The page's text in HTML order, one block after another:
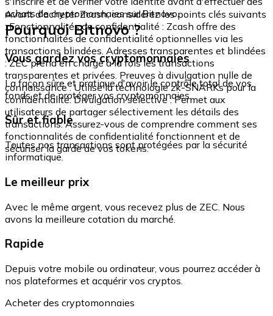
achats de cryptomonnaies sur Bitnovo.
Avant d'acheter Zcash, considérez les points clés suivants
: Fonctionnalités de confidentialité : Zcash offre des
fonctionnalités de confidentialité optionnelles via les
transactions blindées. Adresses transparentes et blindées
: ZEC prend en charge à la fois les transactions
transparentes et privées. Preuves à divulgation nulle de
connaissance : Utilise la technologie zk-SNARKs pour la
confidentialité. Divulgation sélective : Permet aux
utilisateurs de partager sélectivement les détails des
transactions. Assurez-vous de comprendre comment ses
fonctionnalités de confidentialité fonctionnent et de
sécuriser la garde de vos tokens.
Pourquoi Bitnovo ?
Vous gardez vos cryptomonnaies
La façon sûre et pratique d'avoir le contrôle total de vos
fonds et de protéger vos cryptomonnaies.
Sûr et fiable
Toutes nos transactions sont protégées par la sécurité
informatique.
Le meilleur prix
Avec le même argent, vous recevez plus de ZEC. Nous
avons la meilleure cotation du marché.
Rapide
Depuis votre mobile ou ordinateur, vous pourrez accéder à
nos plateformes et acquérir vos cryptos.
Acheter des cryptomonnaies